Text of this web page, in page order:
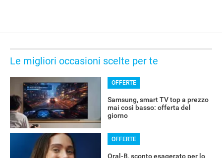
Le migliori occasioni scelte per te
OFFERTE
Samsung, smart TV top a prezzo
mai così basso: offerta del
giorno
OFFERTE
Oral-B, sconto esagerato per lo